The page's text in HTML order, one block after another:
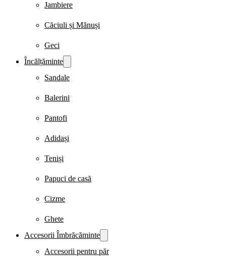
Jambiere
Căciuli și Mănuși
Geci
Încălțăminte
Sandale
Balerini
Pantofi
Adidași
Teniși
Papuci de casă
Cizme
Ghete
Accesorii Îmbrăcăminte
Accesorii pentru păr